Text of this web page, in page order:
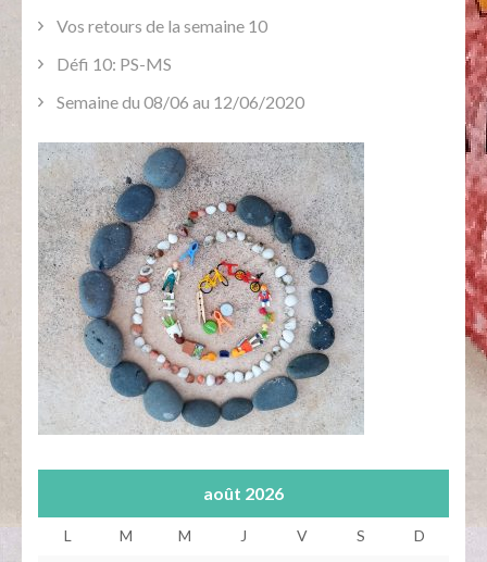
Vos retours de la semaine 10
Défi 10: PS-MS
Semaine du 08/06 au 12/06/2020
août 2026
L M M J V S D